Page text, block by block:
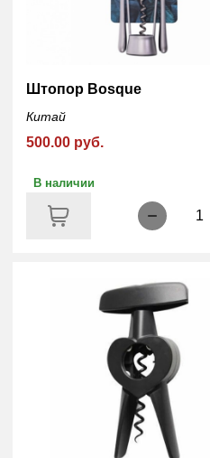
Штопор Bosque
Китай
500.00 руб.
В наличии
1